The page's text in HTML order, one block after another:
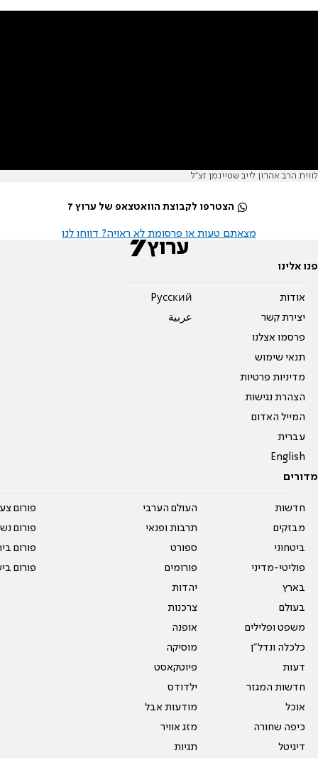
לווית הרב אהרון לייב שטיינמן זצ"ל
הצטרפו לקבוצת הוואטצאפ של ערוץ 7
מצאתם טעות או פרסומת לא ראויה? דווחו לנו
פנו אלינו
אודות
יצירת קשר
פרסמו אצלנו
תנאי שימוש
מדיניות פרטיות
הצהרת נגישות
המייל האדום
עברית
English
Pусский
عربية
מדורים
חדשות
מבזקים
ביטחוני
פוליטי-מדיני
בארץ
בעולם
משפט ופלילים
כלכלה ונדל"ן
דעות
חדשות המגזר
אוכל
כיפה שחורה
דיגיטל
העולם הערבי
תרבות ופנאי
ספורט
פורומים
יהדות
צרכנות
אופנה
מוסיקה
פיוטקאסט
ילדודס
מודעות אבל
מזג אוויר
תגיות
פורום
פורום
פורום
פורום